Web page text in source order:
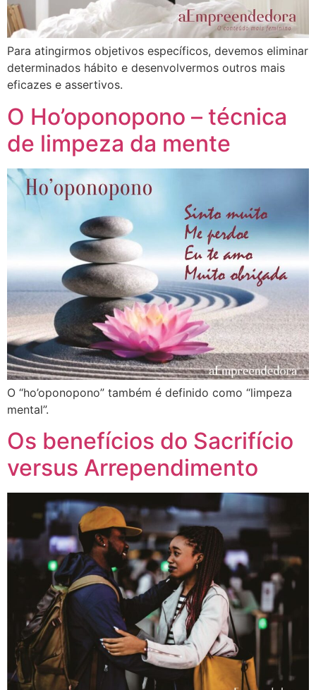
Para atingirmos objetivos específicos, devemos eliminar
determinados hábito e desenvolvermos outros mais
eficazes e assertivos.
O Ho’oponopono – técnica
de limpeza da mente
O “ho’oponopono” também é definido como “limpeza
mental”.
Os benefícios do Sacrifício
versus Arrependimento